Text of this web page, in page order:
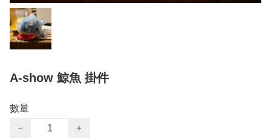
A-show 鯨魚 掛件
數量
−
+